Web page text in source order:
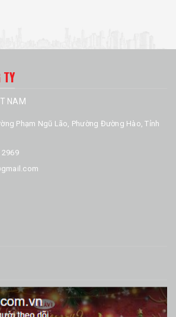
NAM
Phạm Ngũ Lão, Phường Đường Hào, Tỉnh
2969